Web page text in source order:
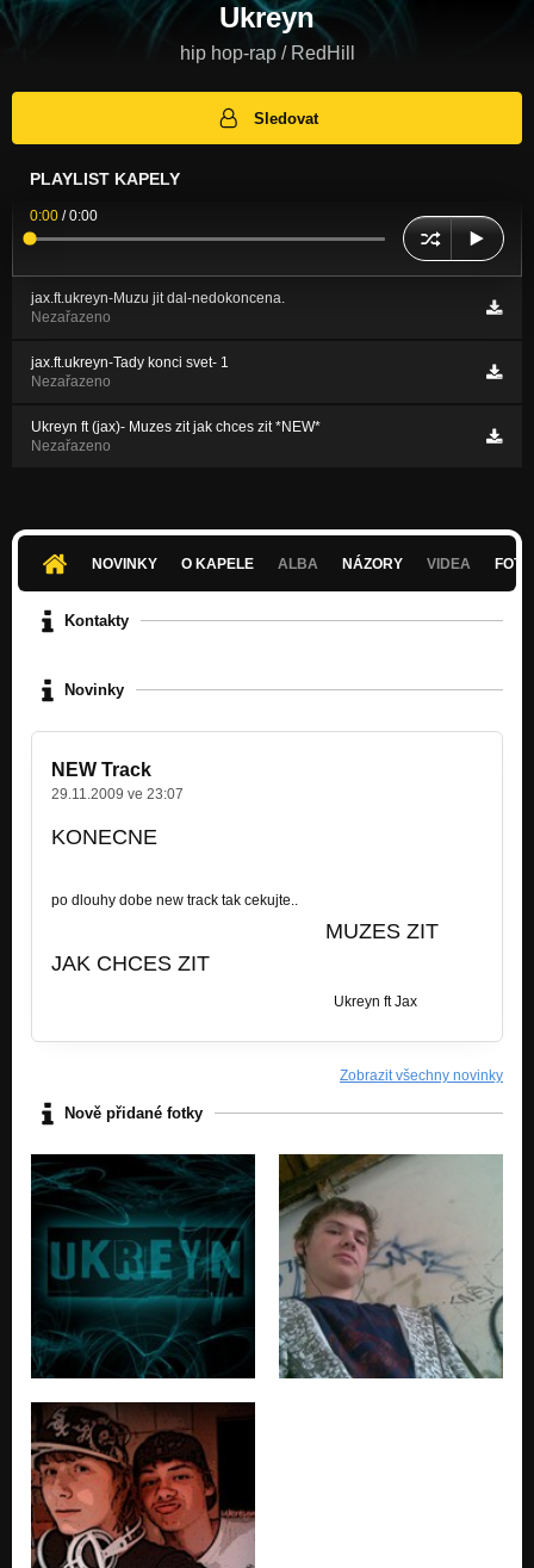
Ukreyn
hip hop-rap / RedHill
Sledovat
PLAYLIST KAPELY
0:00 /0:00
jax.ft.ukreyn-Muzu jit dal-nedokoncena.
Nezařazeno
jax.ft.ukreyn-Tady konci svet- 1
Nezařazeno
Ukreyn ft (jax)- Muzes zit jak chces zit *NEW*
Nezařazeno
NOVINKY O KAPELE ALBA NÁZORY VIDEA
Kontakty
Novinky
NEW Track
29.11.2009 ve 23:07
KONECNE
po dlouhy dobe new track tak cekujte..
MUZES ZIT
JAK CHCES ZIT
Ukreyn ft Jax
Zobrazit všechny novinky
Nově přidané fotky